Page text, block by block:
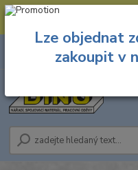
--- Spojovací materiál: 774 431
8.00 hod. - 16.00 hod.
Lze objednat
zakoupit v